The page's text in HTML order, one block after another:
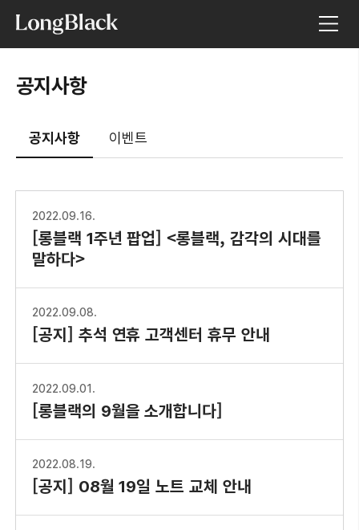
공지사항
공지사항 이벤트
2022.09.16.
[롱블랙 1주년 팝업] <롱블랙, 감각의 시대를
말하다>
2022.09.08.
[공지] 추석 연휴 고객센터 휴무 안내
2022.09.01.
[롱블랙의 9월을 소개합니다]
2022.08.19.
[공지] 08월 19일 노트 교체 안내